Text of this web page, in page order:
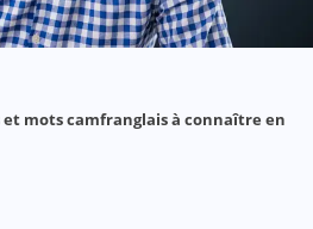
et mots camfranglais à connaître en